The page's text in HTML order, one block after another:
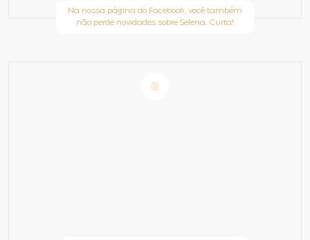
Na nossa página do Facebook, você também
não perde novidades sobre Selena. Curta!